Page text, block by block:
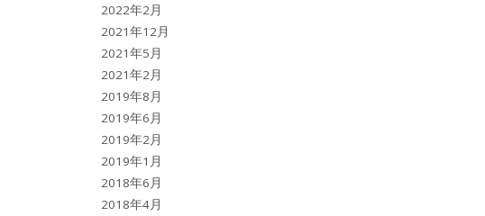
2022年2月
2021年12月
2021年5月
2021年2月
2019年8月
2019年6月
2019年2月
2019年1月
2018年6月
2018年4月